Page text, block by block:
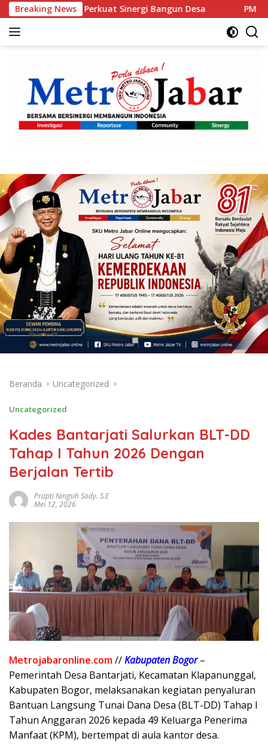
Langsung
ke
konten
Breaking News
Sinergi Bangun Desa PM Anutin: Indonesia dan
Beranda Uncategorized
Uncategorized
Kades Bantarjati Salurkan BLT-DD
Tahap I Tahun 2026 Dengan
Berjalan Tertib
Prapti Ningsih Sody. S.E
Mei 12, 2026
Metrojabaronline.com//KabupatenBogor–
Pemerintah Desa Bantarjati, Kecamatan Klapanunggal,
Kabupaten Bogor, melaksanakan kegiatan penyaluran
Bantuan Langsung Tunai Dana Desa (BLT-DD) Tahap I
Tahun Anggaran 2026 kepada 49 Keluarga Penerima
Manfaat (KPM), bertempat di aula kantor desa.